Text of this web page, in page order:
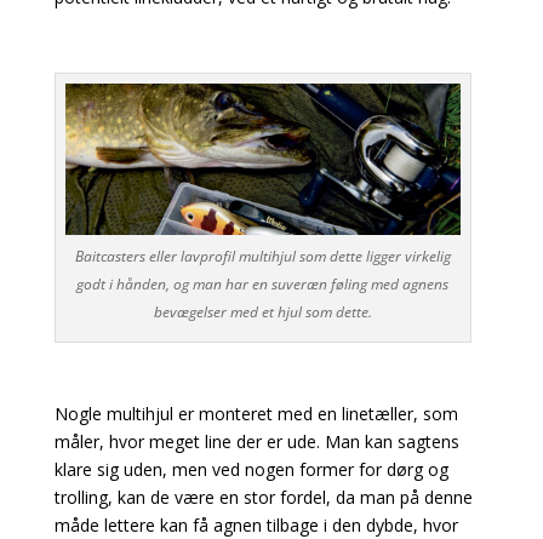
Baitcasters eller lavprofil multihjul som dette ligger virkelig
godt i hånden, og man har en suveræn føling med agnens
bevægelser med et hjul som dette.
Nogle multihjul er monteret med en linetæller, som
måler, hvor meget line der er ude. Man kan sagtens
klare sig uden, men ved nogen former for dørg og
trolling, kan de være en stor fordel, da man på denne
måde lettere kan få agnen tilbage i den dybde, hvor